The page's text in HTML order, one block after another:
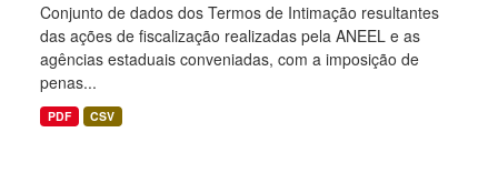
Conjunto de dados dos Termos de Intimação resultantes
das ações de fiscalização realizadas pela ANEEL e as
agências estaduais conveniadas, com a imposição de
penas...
PDF CSV